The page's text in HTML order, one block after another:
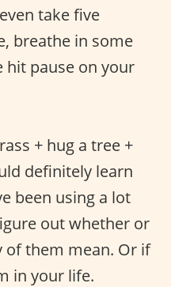
take five
breathe in some
hit pause on your
+ hug a tree +
definitely learn
been using a lot
out whether or
of them mean. Or if
in your life.